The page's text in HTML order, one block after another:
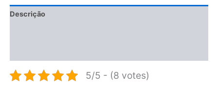
Descrição
5/5 - (8 votes)